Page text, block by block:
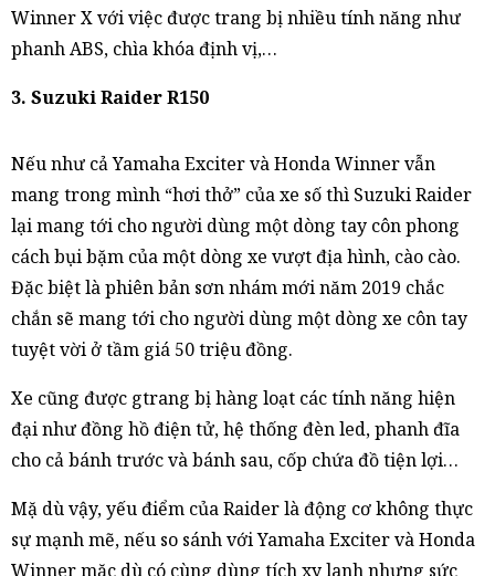
Winner X với việc được trang bị nhiều tính năng như
phanh ABS, chìa khóa định vị,…
3. Suzuki Raider R150
Nếu như cả Yamaha Exciter và Honda Winner vẫn
mang trong mình “hơi thở” của xe số thì Suzuki Raider
lại mang tới cho người dùng một dòng tay côn phong
cách bụi bặm của một dòng xe vượt địa hình, cào cào.
Đặc biệt là phiên bản sơn nhám mới năm 2019 chắc
chắn sẽ mang tới cho người dùng một dòng xe côn tay
tuyệt vời ở tầm giá 50 triệu đồng.
Xe cũng được gtrang bị hàng loạt các tính năng hiện
đại như đồng hồ điện tử, hệ thống đèn led, phanh đĩa
cho cả bánh trước và bánh sau, cốp chứa đồ tiện lợi…
Mặ dù vậy, yếu điểm của Raider là động cơ không thực
sự mạnh mẽ, nếu so sánh với Yamaha Exciter và Honda
Winner mặc dù có cùng dùng tích xy lanh nhưng sức